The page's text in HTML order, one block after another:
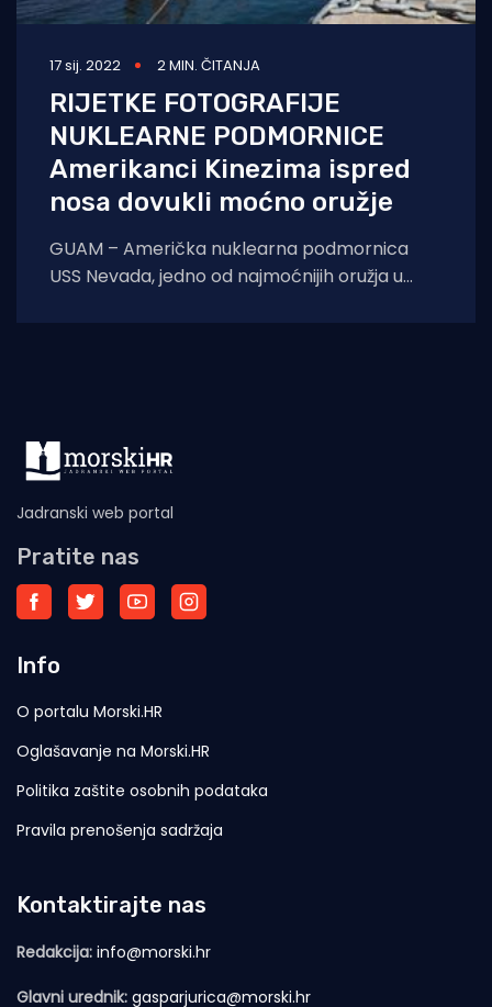
17 sij. 2022 2 MIN. ČITANJA
RIJETKE FOTOGRAFIJE
NUKLEARNE PODMORNICE
Amerikanci Kinezima ispred
nosa dovukli moćno oružje
GUAM – Američka nuklearna podmornica
USS Nevada, jedno od najmoćnijih oružja u
Jadranski web portal
Pratite nas
Info
O portalu Morski.HR
Oglašavanje na Morski.HR
Politika zaštite osobnih podataka
Pravila prenošenja sadržaja
Kontaktirajte nas
Redakcija: info@morski.hr
Glavni urednik: gasparjurica@morski.hr